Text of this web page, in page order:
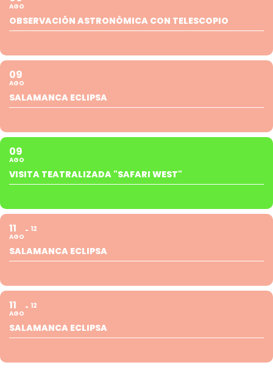
AGO
OBSERVACIÓN ASTRONÓMICA CON TELESCOPIO
09
AGO
SALAMANCA ECLIPSA
09
AGO
VISITA TEATRALIZADA "SAFARI WEST"
11
AGO
12
SALAMANCA ECLIPSA
11
AGO
12
SALAMANCA ECLIPSA